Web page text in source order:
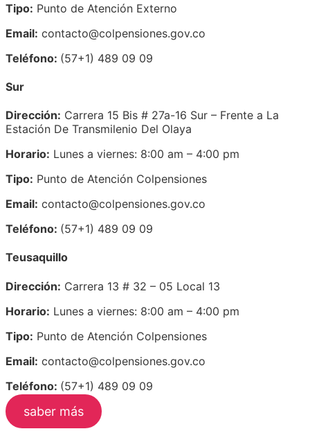
Tipo: Punto de Atención Externo
Email: contacto@colpensiones.gov.co
Teléfono: (57+1) 489 09 09
Sur
Dirección: Carrera 15 Bis # 27a-16 Sur – Frente a La
Estación De Transmilenio Del Olaya
Horario: Lunes a viernes: 8:00 am – 4:00 pm
Tipo: Punto de Atención Colpensiones
Email: contacto@colpensiones.gov.co
Teléfono: (57+1) 489 09 09
Teusaquillo
Dirección: Carrera 13 # 32 – 05 Local 13
Horario: Lunes a viernes: 8:00 am – 4:00 pm
Tipo: Punto de Atención Colpensiones
Email: contacto@colpensiones.gov.co
Teléfono: (57+1) 489 09 09
saber más